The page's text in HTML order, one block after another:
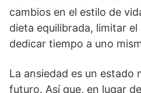
cambios en el estilo de
dieta equilibrada, limitar
dedicar tiempo a uno
La ansiedad es un estado
futuro. Así que, en lugar